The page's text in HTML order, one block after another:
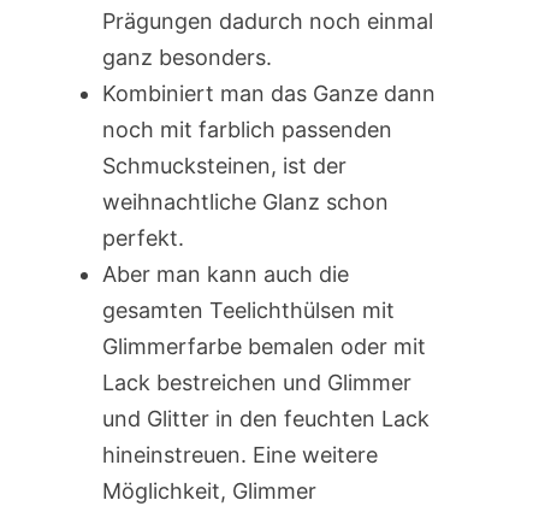
Prägungen dadurch noch einmal
ganz besonders.
Kombiniert man das Ganze dann
noch mit farblich passenden
Schmucksteinen, ist der
weihnachtliche Glanz schon
perfekt.
Aber man kann auch die
gesamten Teelichthülsen mit
Glimmerfarbe bemalen oder mit
Lack bestreichen und Glimmer
und Glitter in den feuchten Lack
hineinstreuen. Eine weitere
Möglichkeit, Glimmer